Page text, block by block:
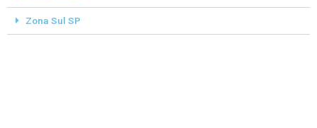
Zona Sul SP